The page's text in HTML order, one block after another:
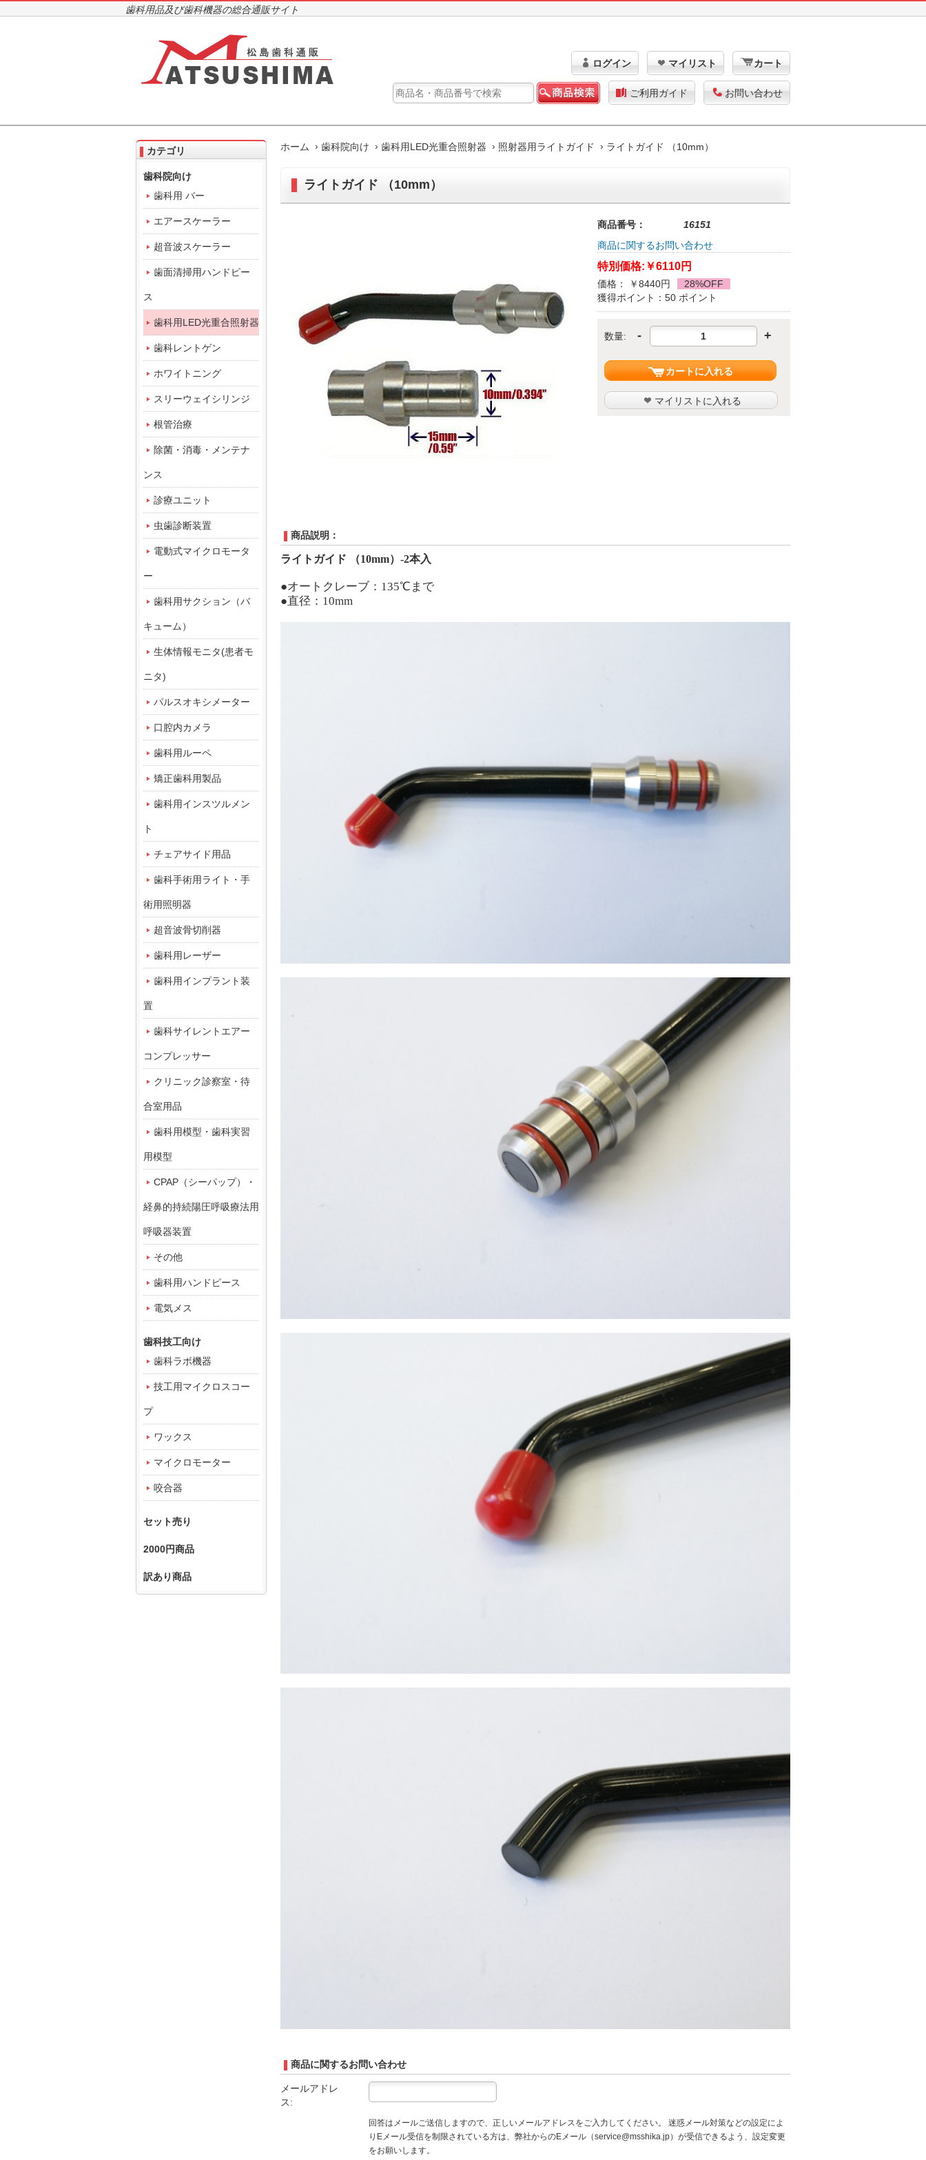
歯科用品及び歯科機器の総合通販サイト
ログイン マイリスト カート
ご利用ガイド お問い合わせ
ホーム 歯科院向け 歯科用LED光重合照射器 照射器用ライトガイド ライトガイド （10mm）
ライトガイド （10mm）
商品番号：
16151
商品に関するお問い合わせ
特別価格: ￥6110円
価格： ￥8440円
28%OFF
獲得ポイント：50 ポイント
数量: - +
カートに入れる
マイリストに入れる
商品説明：
ライトガイド （10mm）-2本入
●オートクレーブ：135℃まで
●直径：10mm
商品に関するお問い合わせ
メールアドレ
ス:
回答はメールご送信しますので、正しいメールアドレスをご入力してください。 迷惑メール対策などの設定によ
りEメール受信を制限されている方は、弊社からのEメール（service@msshika.jp）が受信できるよう、設定変更
をお願いします。
カテゴリ
歯科院向け
歯科用 バー
エアースケーラー
超音波スケーラー
歯面清掃用ハンドピー
ス
歯科用LED光重合照射器
歯科レントゲン
ホワイトニング
スリーウェイシリンジ
根管治療
除菌・消毒・メンテナ
ンス
診療ユニット
虫歯診断装置
電動式マイクロモータ
ー
歯科用サクション（バ
キューム）
生体情報モニタ(患者モ
ニタ)
パルスオキシメーター
口腔内カメラ
歯科用ルーペ
矯正歯科用製品
歯科用インスツルメン
ト
チェアサイド用品
歯科手術用ライト・手
術用照明器
超音波骨切削器
歯科用レーザー
歯科用インプラント装
置
歯科サイレントエアー
コンプレッサー
クリニック診察室・待
合室用品
歯科用模型・歯科実習
用模型
CPAP（シーパップ）・
経鼻的持続陽圧呼吸療法用
呼吸器装置
その他
歯科用ハンドピース
電気メス
歯科技工向け
歯科ラボ機器
技工用マイクロスコー
プ
ワックス
マイクロモーター
咬合器
セット売り
2000円商品
訳あり商品